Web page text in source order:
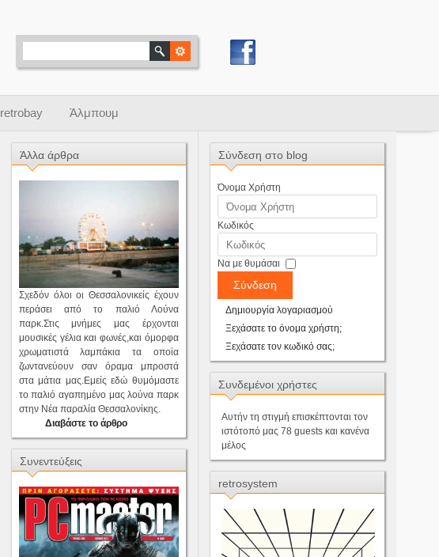
retrobay Άλμπουμ
Άλλα άρθρα
Σχεδόν όλοι οι Θεσσαλονικείς έχουν
περάσει από το παλιό Λούνα
παρκ.Στις μνήμες μας έρχονται
μουσικές γέλια και φωνές,και όμορφα
χρωματιστά λαμπάκια τα οποία
ζωντανεύουν σαν όραμα μπροστά
στα μάτια μας.Εμείς εδώ θυμόμαστε
το παλιό αγαπημένο μας λούνα παρκ
στην Νέα παραλία Θεσσαλονίκης.
Διαβάστε το άρθρο
Συνεντεύξεις
Σύνδεση στο blog
Όνομα Χρήστη
Κωδικός
Να με θυμάσαι
Σύνδεση
Δημιουργία λογαριασμού
Ξεχάσατε το όνομα χρήστη;
Ξεχάσατε τον κωδικό σας;
Συνδεμένοι χρήστες
Αυτήν τη στιγμή επισκέπτονται τον
ιστότοπό μας 78 guests και κανένα
μέλος
retrosystem